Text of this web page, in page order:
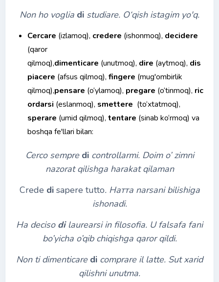
Non ho voglia di studiare. О‘qish istagim yo'q.
Cercare (izlamoq), credere (ishonmoq), decidere
(qaror
qilmoq),dimenticare (unutmoq), dire (aytmoq), dis
piacere (afsus qilmoq), fingere (mug'ombirlik
qilmoq),pensare (o‘ylamoq), pregare (o‘tinmoq), ric
ordarsi (eslanmoq), smettere (to‘xtatmoq),
sperare (umid qilmoq), tentare (sinab ko‘rmoq) va
boshqa fe'llari bilan:
Cerco sempre di controllarmi. Doim o’ zimni
nazorat qilishga harakat qilaman
Crede di sapere tutto. Натта narsani bilishiga
ishonadi.
Ha decisodi laurearsi in filosofia. U falsafa fani
bo’yicha o’qib chiqishga qaror qildi.
Non ti dimenticare di comprare il latte. Sut xarid
qilishni unutma.